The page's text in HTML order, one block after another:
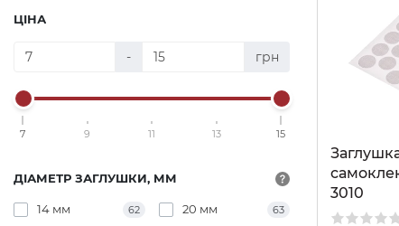
ЦІНА
- грн
7 9 11 13 15
ДІАМЕТР ЗАГЛУШКИ, ММ
14 мм 62 20 мм 63
3010